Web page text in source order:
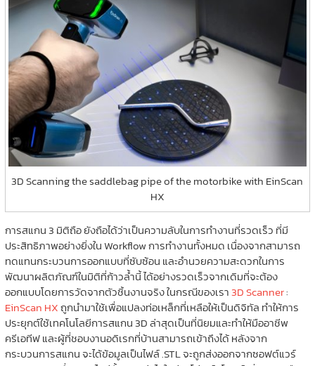
3D Scanning the saddlebag pipe of the motorbike with EinScan
HX
การสแกน 3 มิติถือ ยังถือได้ว่าเป็นความลับในการทำงานที่รวดเร็ว ที่มี
ประสิทธิภาพอย่างยิ่งใน Workflow การทำงานทั้งหมด เนื่องจากสามารถ
ทดแทนกระบวนการออกแบบที่ซับซ้อน และอำนวยความสะดวกในการ
พัฒนาผลิตภัณฑ์ในมิติที่ก้าวล้ำนี้ ได้อย่างรวดเร็วจากเดิมที่จะต้อง
ออกแบบโดยการวัดจากตัวชิ้นงานจริง ในกรณีของเรา3D Scanner:
EinScan HXถูกนำมาใช้เพื่อแปลงท่อเหล็กที่เหลือให้เป็นดิจิทัล ทำให้การ
ประยุกต์ใช้เทคโนโลยีการสแกน 3D ล่าสุดเป็นที่นิยมและทำให้มืออาชีพ
ครีเอทีฟ และผู้ที่ชอบงานอดิเรกที่บ้านสามารถเข้าถึงได้ หลังจาก
กระบวนการสแกน จะได้ข้อมูลเป็นไฟล์ .STL จะถูกส่งออกจากซอฟต์แวร์